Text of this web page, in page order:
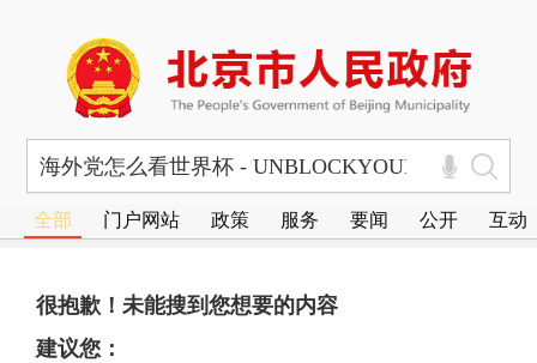
全部 门户网站 政策 服务 要闻 公开 互动
很抱歉！未能搜到您想要的内容
建议您：